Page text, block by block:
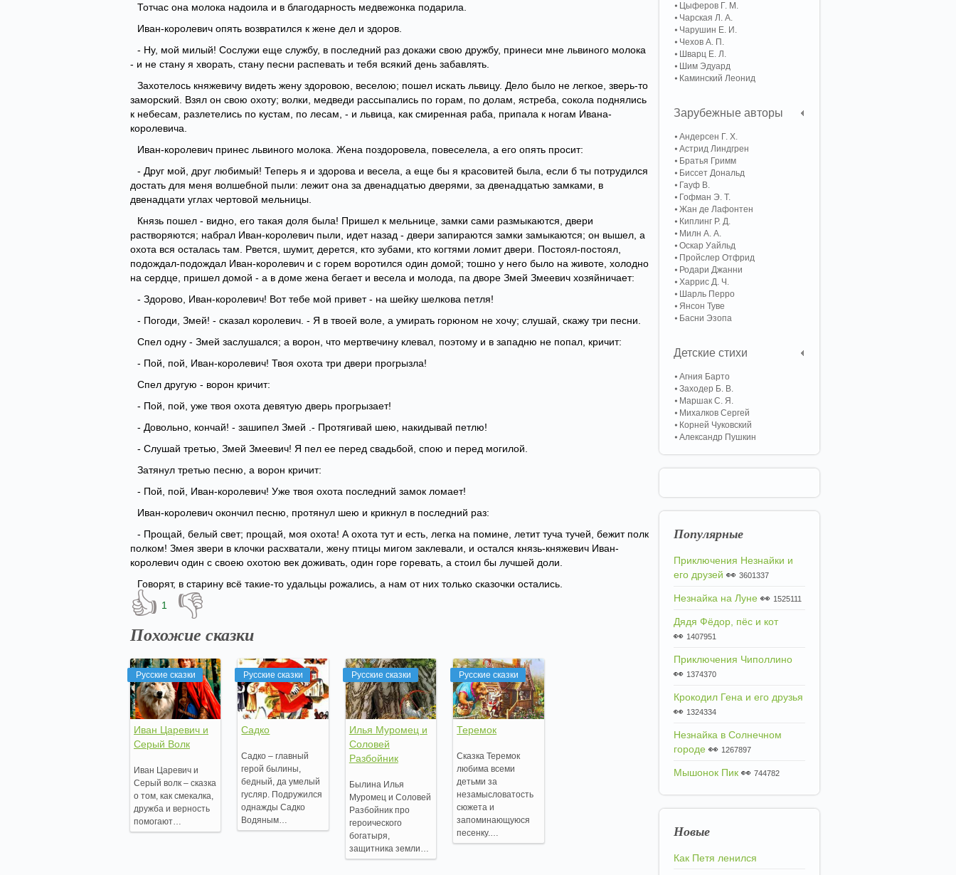
Тотчас она молока надоила и в благодарность медвежонка подарила.
Иван-королевич опять возвратился к жене дел и здоров.
- Ну, мой милый! Сослужи еще службу, в последний раз докажи свою дружбу, принеси мне львиного молока
- и не стану я хворать, стану песни распевать и тебя всякий день забавлять.
Захотелось княжевичу видеть жену здоровою, веселою; пошел искать львицу. Дело было не легкое, зверь-то
заморский. Взял он свою охоту; волки, медведи рассыпались по горам, по долам, ястреба, сокола поднялись
к небесам, разлетелись по кустам, по лесам, - и львица, как смиренная раба, припала к ногам Ивана-
королевича.
Иван-королевич принес львиного молока. Жена поздоровела, повеселела, а его опять просит:
- Друг мой, друг любимый! Теперь я и здорова и весела, а еще бы я красовитей была, если б ты потрудился
достать для меня волшебной пыли: лежит она за двенадцатью дверями, за двенадцатью замками, в
двенадцати углах чертовой мельницы.
Князь пошел - видно, его такая доля была! Пришел к мельнице, замки сами размыкаются, двери
растворяются; набрал Иван-королевич пыли, идет назад - двери запираются замки замыкаются; он вышел, а
охота вся осталась там. Рвется, шумит, дерется, кто зубами, кто когтями ломит двери. Постоял-постоял,
подождал-подождал Иван-королевич и с горем воротился один домой; тошно у него было на животе, холодно
на сердце, пришел домой - а в доме жена бегает и весела и молода, па дворе Змей Змеевич хозяйничает:
- Здорово, Иван-королевич! Вот тебе мой привет - на шейку шелкова петля!
- Погоди, Змей! - сказал королевич. - Я в твоей воле, а умирать горюном не хочу; слушай, скажу три песни.
Спел одну - Змей заслушался; а ворон, что мертвечину клевал, поэтому и в западню не попал, кричит:
- Пой, пой, Иван-королевич! Твоя охота три двери прогрызла!
Спел другую - ворон кричит:
- Пой, пой, уже твоя охота девятую дверь прогрызает!
- Довольно, кончай! - зашипел Змей .- Протягивай шею, накидывай петлю!
- Слушай третью, Змей Змеевич! Я пел ее перед свадьбой, спою и перед могилой.
Затянул третью песню, а ворон кричит:
- Пой, пой, Иван-королевич! Уже твоя охота последний замок ломает!
Иван-королевич окончил песню, протянул шею и крикнул в последний раз:
- Прощай, белый свет; прощай, моя охота! А охота тут и есть, легка на помине, летит туча тучей, бежит полк
полком! Змея звери в клочки расхватали, жену птицы мигом заклевали, и остался князь-княжевич Иван-
королевич один с своею охотою век доживать, один горе горевать, а стоил бы лучшей доли.
Говорят, в старину всё такие-то удальцы рожались, а нам от них только сказочки остались.
👍 1 👎
Похожие сказки
Русские сказки
Иван Царевич и
Серый Волк
Иван Царевич и
Серый волк – сказка
о том, как смекалка,
дружба и верность
помогают…
Русские сказки
Садко
Садко – главный
герой былины,
бедный, да умелый
гусляр. Подружился
однажды Садко
Водяным…
Русские сказки
Илья Муромец и
Соловей
Разбойник
Былина Илья
Муромец и Соловей
Разбойник про
героического
богатыря,
защитника земли…
Русские сказки
Теремок
Сказка Теремок
любима всеми
детьми за
незамысловатость
сюжета и
запоминающуюся
песенку.…
Цыферов Г. М.
Чарская Л. А.
Чарушин Е. И.
Чехов А. П.
Шварц Е. Л.
Шим Эдуард
Каминский Леонид
Зарубежные авторы
Андерсен Г. Х.
Астрид Линдгрен
Братья Гримм
Биссет Дональд
Гауф В.
Гофман Э. Т.
Жан де Лафонтен
Киплинг Р. Д.
Милн А. А.
Оскар Уайльд
Пройслер Отфрид
Родари Джанни
Харрис Д. Ч.
Шарль Перро
Янсон Туве
Басни Эзопа
Детские стихи
Агния Барто
Заходер Б. В.
Маршак С. Я.
Михалков Сергей
Корней Чуковский
Александр Пушкин
Популярные
Приключения Незнайки и
его друзей 👀 3601337
Незнайка на Луне 👀 1525111
Дядя Фёдор, пёс и кот
👀 1407951
Приключения Чиполлино
👀 1374370
Крокодил Гена и его друзья
👀 1324334
Незнайка в Солнечном
городе 👀 1267897
Мышонок Пик 👀 744782
Новые
Как Петя ленился